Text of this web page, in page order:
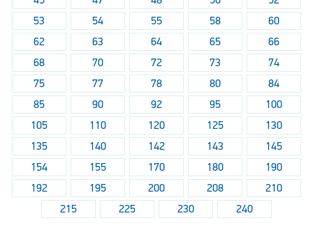
53
54 55 58
60
62
63 64 65
66
68
70 72 73
74
75
77 78 80
84
85
90 92 95
100
105
110 120 125
130
135
140 142 143
145
154
155 170 180
190
192
195 200 208
210
215
225 230 240